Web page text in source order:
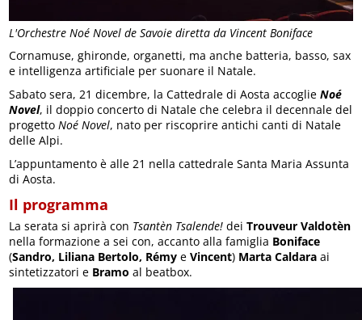
L'Orchestre Noé Novel de Savoie diretta da Vincent Boniface
Cornamuse, ghironde, organetti, ma anche batteria, basso, sax
e intelligenza artificiale per suonare il Natale.
Sabato sera, 21 dicembre, la Cattedrale di Aosta accoglie Noé
Novel, il doppio concerto di Natale che celebra il decennale del
progettoNoé Novel, nato per riscoprire antichi canti di Natale
delle Alpi.
L’appuntamento è alle 21 nella cattedrale Santa Maria Assunta
di Aosta.
Il programma
La serata si aprirà con Tsantèn Tsalende! deiTrouveur Valdotèn
nella formazione a sei con, accanto alla famiglia Boniface
(Sandro, Liliana Bertolo, Rémy eVincent) Marta Caldara ai
sintetizzatori e Bramo al beatbox.